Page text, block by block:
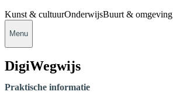
Kunst & cultuurOnderwijsBuurt & omgeving
Menu
DigiWegwijs
Praktische informatie